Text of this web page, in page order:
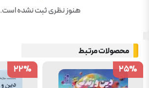
هنوز نظری ثبت نشده است.
محصولات مرتبط
25%
25%
22%
22%